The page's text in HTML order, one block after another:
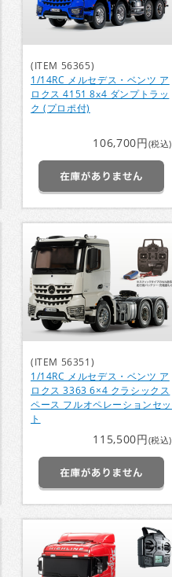
(ITEM 56365)
1/14RC メルセデス・ベンツ ア
ロクス 4151 8x4 ダンプトラッ
ク (プロポ付)
106,700円(税込)
(ITEM 56351)
1/14RC メルセデス・ベンツ ア
ロクス 3363 6×4 クラシックス
ペース フルオペレーションセッ
ト
115,500円(税込)